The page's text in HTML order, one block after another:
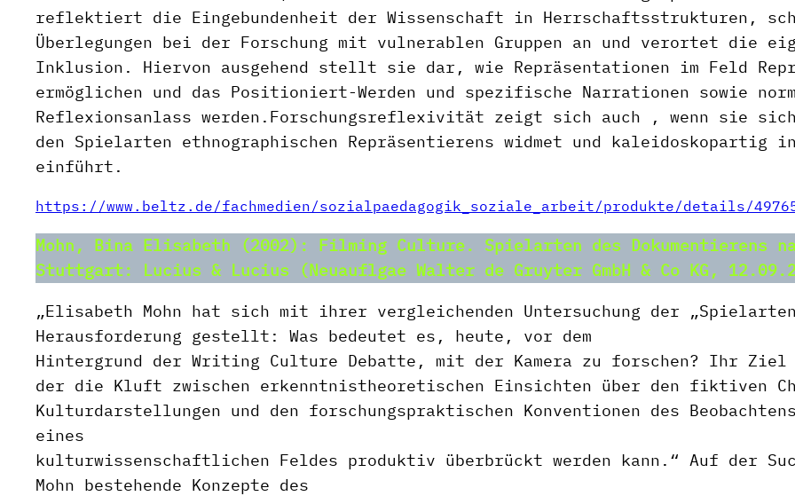
reflektiert die Eingebundenheit der Wissenschaft in Herrschaftsstrukturen,
Überlegungen bei der Forschung mit vulnerablen Gruppen an und verortet die
Inklusion. Hiervon ausgehend stellt sie dar, wie Repräsentationen im Feld
ermöglichen und das Positioniert-Werden und spezifische Narrationen sowie
Reflexionsanlass werden.Forschungsreflexivität zeigt sich auch , wenn sie
den Spielarten ethnographischen Repräsentierens widmet und kaleidoskopartig
einführt.
https://www.beltz.de/fachmedien/sozialpaedagogik_soziale_arbeit/produkte/details/
Mohn, Bina Elisabeth (2002): Filming Culture. Spielarten des Dokumentierens
Stuttgart: Lucius & Lucius (Neuauflgae Walter de Gruyter GmbH & Co KG,
„Elisabeth Mohn hat sich mit ihrer vergleichenden Untersuchung der
Herausforderung gestellt: Was bedeutet es, heute, vor dem
Hintergrund der Writing Culture Debatte, mit der Kamera zu forschen? Ihr
der die Kluft zwischen erkenntnistheoretischen Einsichten über den fiktiven
Kulturdarstellungen und den forschungspraktischen Konventionen des
eines
kulturwissenschaftlichen Feldes produktiv überbrückt werden kann.“ Auf der
Mohn bestehende Konzepte des